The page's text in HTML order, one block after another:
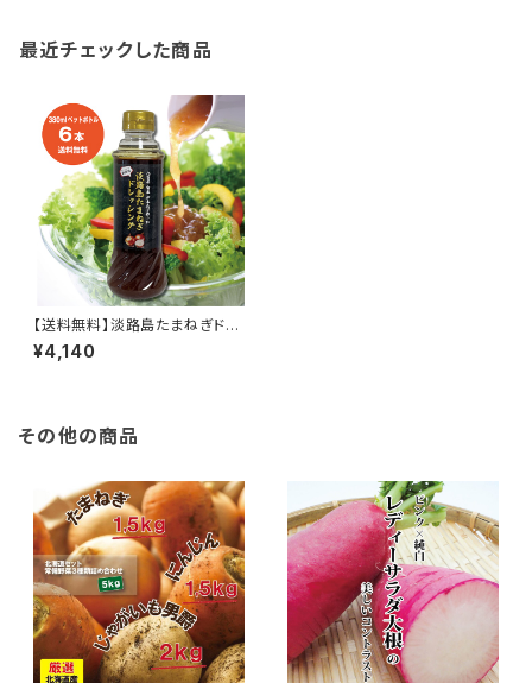
最近チェックした商品
【送料無料】淡路島たまねぎドレ
ッシング 380ml 6本
¥4,140
その他の商品